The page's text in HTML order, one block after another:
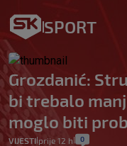
SPORT
Grozdanić:
bi trebalo
moglo biti
VIJESTI| prije 12 h 0